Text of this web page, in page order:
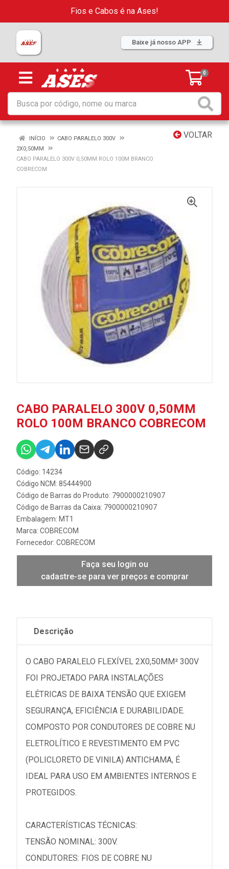
Fios e Cabos é na Ases!
Baixe já nosso APP
0
VOLTAR
INÍCIO
CABO PARALELO 300V
2X0,50MM
CABO PARALELO 300V 0,50MM ROLO 100M BRANCO
COBRECOM
CABO PARALELO 300V 0,50MM
ROLO 100M BRANCO COBRECOM
Código: 14234
Código NCM: 85444900
Código de Barras do Produto: 7900000210907
Código de Barras da Caixa: 7900000210907
Embalagem: MT1
Marca: COBRECOM
Fornecedor: COBRECOM
Faça seu login ou
cadastre-se para ver preços e comprar
Descrição
O CABO PARALELO FLEXÍVEL 2X0,50MM² 300V
FOI PROJETADO PARA INSTALAÇÕES
ELÉTRICAS DE BAIXA TENSÃO QUE EXIGEM
SEGURANÇA, EFICIÊNCIA E DURABILIDADE.
COMPOSTO POR CONDUTORES DE COBRE NU
ELETROLÍTICO E REVESTIMENTO EM PVC
(POLICLORETO DE VINILA) ANTICHAMA, É
IDEAL PARA USO EM AMBIENTES INTERNOS E
PROTEGIDOS.
CARACTERÍSTICAS TÉCNICAS:
TENSÃO NOMINAL: 300V.
CONDUTORES: FIOS DE COBRE NU